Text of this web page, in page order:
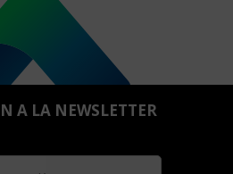
A LA NEWSLETTER